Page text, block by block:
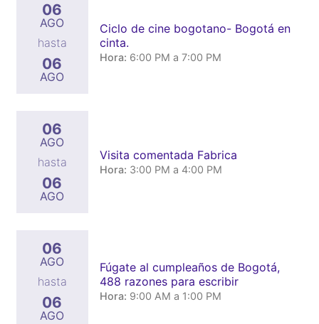
06
AGO
hasta
06
AGO
Ciclo de cine bogotano- Bogotá en
cinta.
Hora: 6:00 PM a 7:00 PM
06
AGO
hasta
06
AGO
Visita comentada Fabrica
Hora: 3:00 PM a 4:00 PM
06
AGO
hasta
06
AGO
Fúgate al cumpleaños de Bogotá,
488 razones para escribir
Hora: 9:00 AM a 1:00 PM